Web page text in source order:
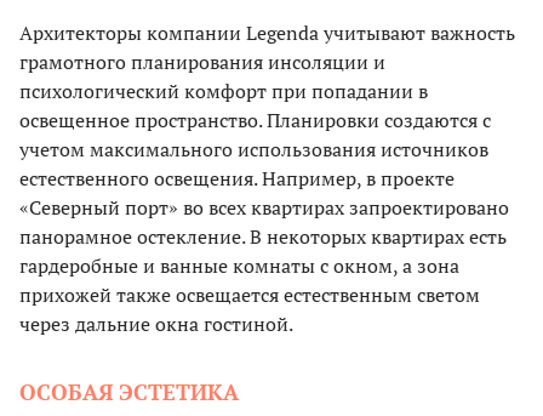
Архитекторы компании Legenda учитывают важность
грамотного планирования инсоляции и
психологический комфорт при попадании в
освещенное пространство. Планировки создаются с
учетом максимального использования источников
естественного освещения. Например, в проекте
«Северный порт» во всех квартирах запроектировано
панорамное остекление. В некоторых квартирах есть
гардеробные и ванные комнаты с окном, а зона
прихожей также освещается естественным светом
через дальние окна гостиной.
ОСОБАЯ ЭСТЕТИКА